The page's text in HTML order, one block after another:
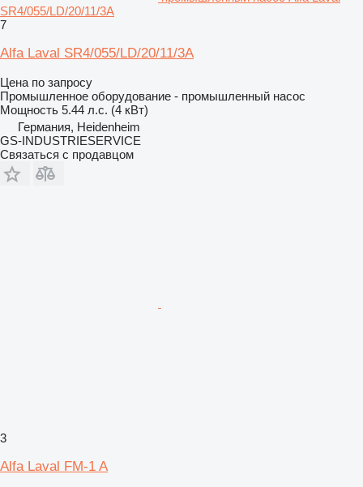
SR4/055/LD/20/11/3A
7
Alfa Laval SR4/055/LD/20/11/3A
Цена по запросу
Промышленное оборудование - промышленный насос
Мощность 5.44 л.с. (4 кВт)
Германия, Heidenheim
GS-INDUSTRIESERVICE
Связаться с продавцом
3
Alfa Laval FM-1 A